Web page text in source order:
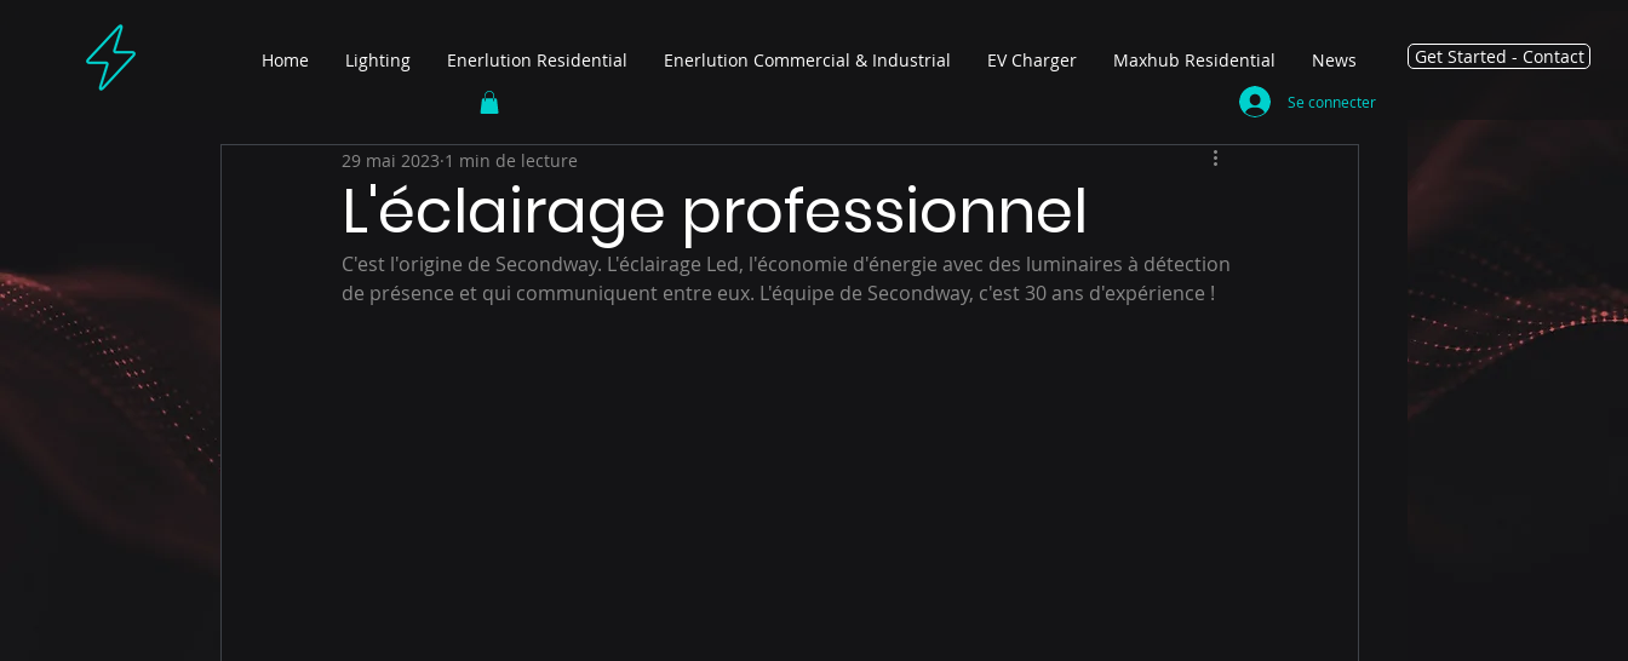
Home Lighting Enerlution Residential Enerlution Commercial & Industrial EV Charger Maxhub Residential News
Se connecter
Get Started - Contact
L'éclairage professionnel
29 mai 2023 1 min de lecture
C'est l'origine de Secondway. L'éclairage Led, l'économie d'énergie avec des luminaires à détection
de présence et qui communiquent entre eux. L'équipe de Secondway, c'est 30 ans d'expérience !